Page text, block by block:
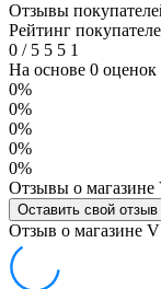
Отзывы
Рейтинг
0 /5 5 5 1
На основе 0 оценок
0%
0%
0%
0%
0%
Отзывы о
Оставить свой отзыв
Отзыв о магазине